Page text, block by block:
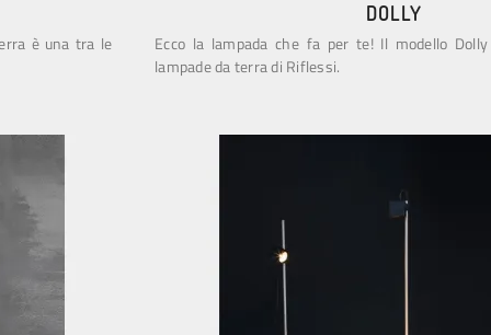
è una tra le
DOLLY
Ecco la lampada che fa per te! Il modello
lampade da terra di Riflessi.